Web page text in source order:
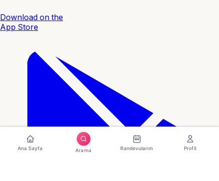
Download on the
App Store
Ana Sayfa Arama Randevularım Profil